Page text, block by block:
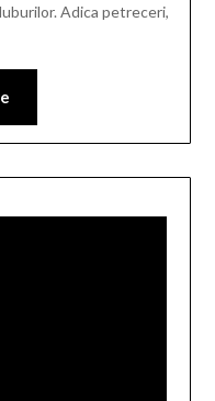
Adica petreceri,